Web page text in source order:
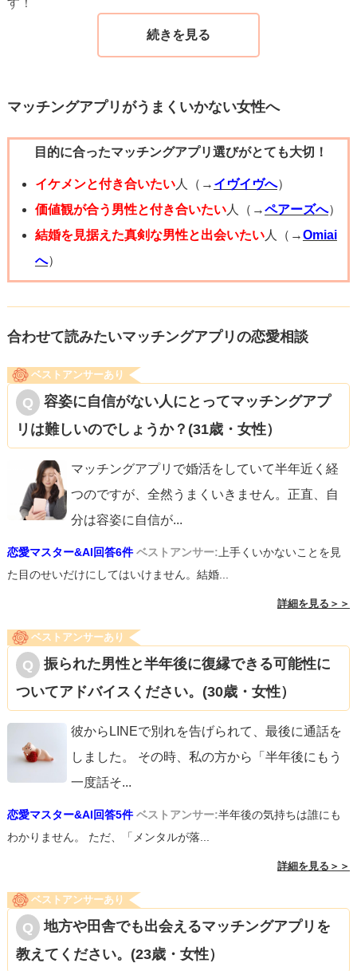
す！
マッチングアプリがうまくいかない女性へ
目的に合ったマッチングアプリ選びがとても大切！
イケメンと付き合いたい人（→ イヴイヴへ）
価値観が合う男性と付き合いたい人（→ペアーズへ）
結婚を見据えた真剣な男性と出会いたい人（→Omiai
へ）
合わせて読みたいマッチングアプリの恋愛相談
ベストアンサーあり
容姿に自信がない人にとってマッチングアプ
リは難しいのでしょうか？(31歳・女性）
マッチングアプリで婚活をしていて半年近く経
つのですが、全然うまくいきません。正直、自
分は容姿に自信が...
恋愛マスター&AI回答6件 ベストアンサー:上手くいかないことを見
た目のせいだけにしてはいけません。結婚...
詳細を見る＞＞
ベストアンサーあり
振られた男性と半年後に復縁できる可能性に
ついてアドバイスください。(30歳・女性）
彼からLINEで別れを告げられて、最後に通話を
しました。 その時、私の方から「半年後にもう
一度話そ...
恋愛マスター&AI回答5件 ベストアンサー:半年後の気持ちは誰にも
わかりません。 ただ、「メンタルが落...
詳細を見る＞＞
ベストアンサーあり
地方や田舎でも出会えるマッチングアプリを
教えてください。(23歳・女性）